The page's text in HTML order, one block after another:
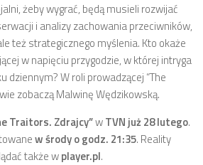
żeby wygrać, będą musieli rozwijać
i analizy zachowania przeciwników,
też strategicznego myślenia. Kto okaże
w napięciu przygodzie, w której intryga
dziennym? W roli prowadzącej “The
zobaczą Malwinę Wędzikowską.
Traitors. Zdrajcy”wTVN już 28 lutego.
w środy o godz. 21:35. Reality
także wplayer.pl.